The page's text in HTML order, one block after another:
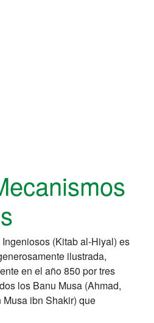
(Kitab al-Hiyal) es
ilustrada,
en el año 850 por tres
los Banu Musa (Ahmad,
ibn Shakir) que